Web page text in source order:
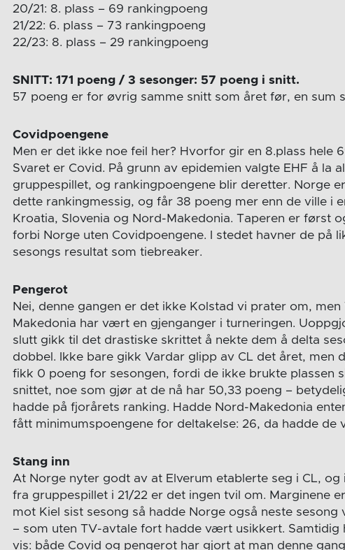
20/21: 8. plass – 69 rankingpoeng
21/22: 6. plass – 73 rankingpoeng
22/23: 8. plass – 29 rankingpoeng
SNITT: 171 poeng / 3 sesonger: 57 poeng i snitt.
57 poeng er for øvrig samme snitt som året før, en sum
Covidpoengene
Men er det ikke noe feil her? Hvorfor gir en 8.plass hele
Svaret er Covid. På grunn av epidemien valgte EHF å la
gruppespillet, og rankingpoengene blir deretter. Norge
dette rankingmessig, og får 38 poeng mer enn de ville i
Kroatia, Slovenia og Nord-Makedonia. Taperen er først
forbi Norge uten Covidpoengene. I stedet havner de på
sesongs resultat som tiebreaker.
Pengerot
Nei, denne gangen er det ikke Kolstad vi prater om,
Makedonia har vært en gjenganger i turneringen.
slutt gikk til det drastiske skrittet å nekte dem å delta
dobbel. Ikke bare gikk Vardar glipp av CL det året, men
fikk 0 poeng for sesongen, fordi de ikke brukte plassen
snittet, noe som gjør at de nå har 50,33 poeng –
hadde på fjorårets ranking. Hadde Nord-Makedonia
fått minimumspoengene for deltakelse: 26, da hadde
Stang inn
At Norge nyter godt av at Elverum etablerte seg i CL,
fra gruppespillet i 21/22 er det ingen tvil om. Marginene
mot Kiel sist sesong så hadde Norge også neste
– som uten TV-avtale fort hadde vært usikkert.
vis: både Covid og pengerot har gjort at man denne